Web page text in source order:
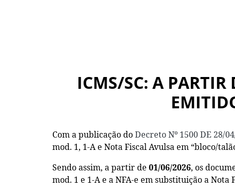
ICMS/SC: A PARTIR
Com a publicação doDecreto Nº 1500 DE 28/
mod. 1, 1-A e Nota Fiscal Avulsa em “bloco/
Sendo assim, a partir de 01/06/2026, os
mod. 1 e 1-A e a NFA-e em substituição a Nota